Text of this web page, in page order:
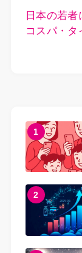
日本の若
コスパ・タ
1
2